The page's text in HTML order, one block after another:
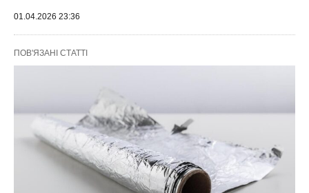
01.04.2026 23:36
ПОВ'ЯЗАНІ СТАТТІ